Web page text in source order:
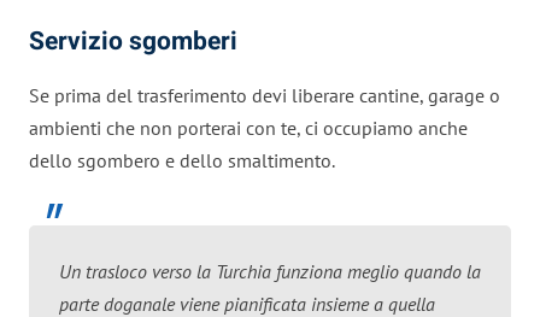
Servizio sgomberi
Se prima del trasferimento devi liberare cantine, garage o
ambienti che non porterai con te, ci occupiamo anche
dello sgombero e dello smaltimento.
Un trasloco verso la Turchia funziona meglio quando la
parte doganale viene pianificata insieme a quella